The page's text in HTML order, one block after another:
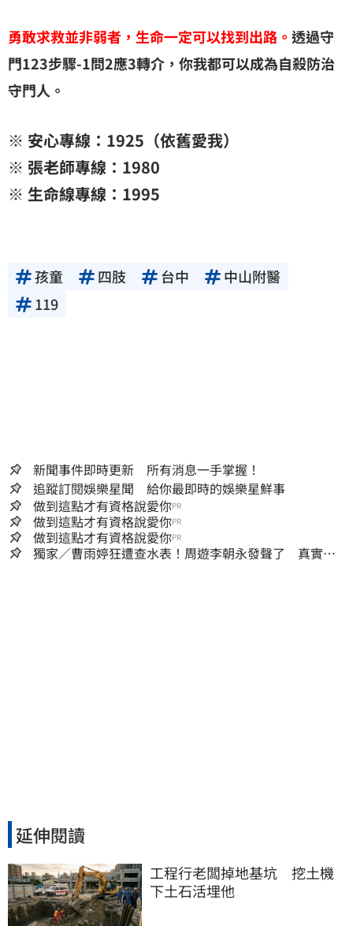
勇敢求救並非弱者，生命一定可以找到出路。 透過守
門123步驟-1問2應3轉介，你我都可以成為自殺防治
守門人。
※ 安心專線：1925（依舊愛我）
※ 張老師專線：1980
※ 生命線專線：1995
孩童 四肢 台中
中山附醫
119
新聞事件即時更新 所有消息一手掌握！
追蹤訂閱娛樂星聞 給你最即時的娛樂星鮮事
做到這點才有資格說愛你PR
做到這點才有資格說愛你PR
做到這點才有資格說愛你PR
獨家／曹雨婷狂遭查水表！周遊李朝永發聲了 真實看
延伸閱讀
工程行老闆掉地基坑　挖土機
下土石活埋他